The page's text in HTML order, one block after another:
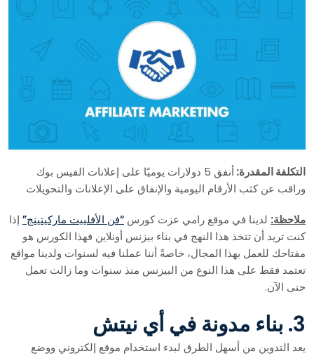
التكلفة المقدرة:
أنفق 5 دولارات يوميًا على إعلانات الفيس بوك
وراقب عن كثب الأرقام اليومية والإنفاق على الإعلانات والتحويلات
ملاحظة: لدينا في موقع رامي عزت كورس “فن الأفلييت ماركيتينج” إذا
كنت تريد أن تتخذ هذا النهج في بناء بيزنس أونلاين فهذا الكورس هو
مفتاحك للعمل بهذا المجال، خاصةً أننا عملنا فيه لسنوات ولدينا مواقع
تعتمد فقط على هذا النوع من البيزنس منذ سنوات وما زالت تعمل
حتى الآن.
3. بناء مدونة في أي نيتش
يعد التدوين من أسهل الطرق لبدء استخدام موقع إلكتروني ووضع